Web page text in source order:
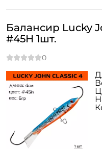
Балансир Lucky
#45H 1шт.